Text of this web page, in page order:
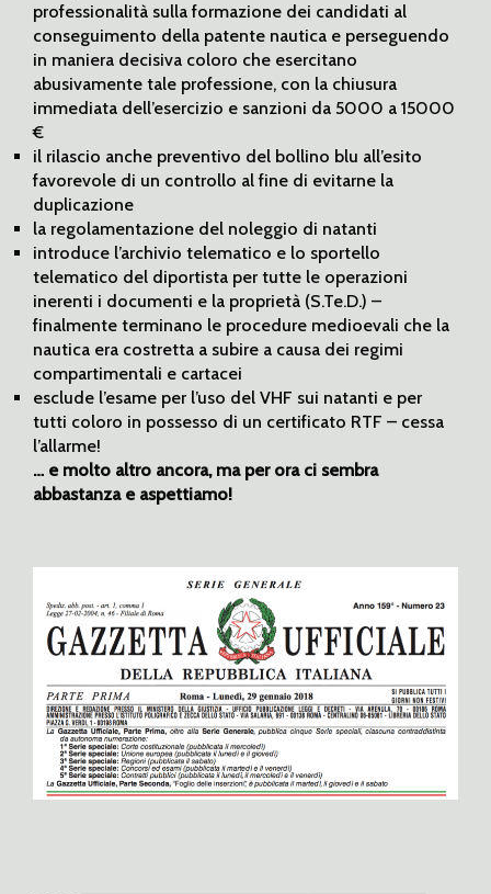
professionalità sulla formazione dei candidati al
conseguimento della patente nautica e perseguendo
in maniera decisiva coloro che esercitano
abusivamente tale professione, con la chiusura
immediata dell’esercizio e sanzioni da 5000 a 15000
€
il rilascio anche preventivo del bollino blu all’esito
favorevole di un controllo al fine di evitarne la
duplicazione
la regolamentazione del noleggio di natanti
introduce l’archivio telematico e lo sportello
telematico del diportista per tutte le operazioni
inerenti i documenti e la proprietà (S.Te.D.) –
finalmente terminano le procedure medioevali che la
nautica era costretta a subire a causa dei regimi
compartimentali e cartacei
esclude l’esame per l’uso del VHF sui natanti e per
tutti coloro in possesso di un certificato RTF – cessa
l’allarme!
… e molto altro ancora, ma per ora ci sembra
abbastanza e aspettiamo!